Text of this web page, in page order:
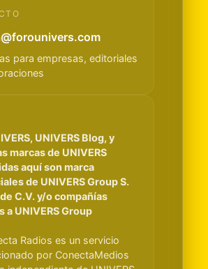
para empresas, editoriales
UNIVERS Blog, y
marcas de UNIVERS
aquí son marca
de UNIVERS Group S.
de C.V. y/o compañías
a UNIVERS Group
Radios es un servicio
por ConectaMedios